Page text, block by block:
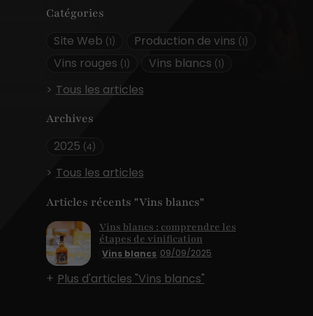
Catégories
Site Web (1) Production de vins (1)
Vins rouges (1) Vins blancs (1)
Tous les articles
Archives
2025 (4)
Tous les articles
Articles récents "Vins blancs"
Vins blancs 09/09/2025
Vins blancs : comprendre les
étapes de vinification
Plus d'articles "Vins blancs"